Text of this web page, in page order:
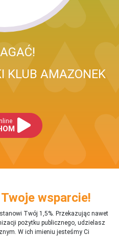
KLUB AMAZONEK
wsparcie!
Twój 1,5%. Przekazując nawet
pożytku publicznego, udzielasz
W ich imieniu jesteśmy Ci